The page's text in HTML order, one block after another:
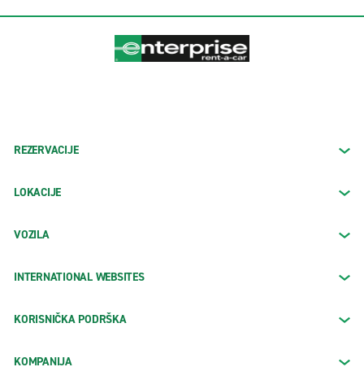
REZERVACIJE
LOKACIJE
VOZILA
INTERNATIONAL WEBSITES
KORISNIČKA PODRŠKA
KOMPANIJA